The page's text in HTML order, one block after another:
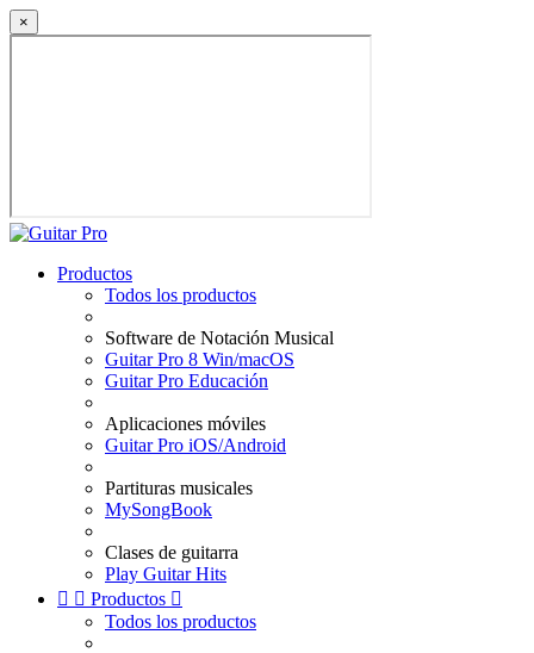
×
Productos
Todos los productos
Software de Notación Musical
Guitar Pro 8 Win/macOS
Guitar Pro Educación
Aplicaciones móviles
Guitar Pro iOS/Android
Partituras musicales
MySongBook
Clases de guitarra
Play Guitar Hits
  Productos 
Todos los productos